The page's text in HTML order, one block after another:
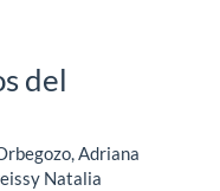
del
Adriana
Natalia